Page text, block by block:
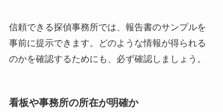
信頼できる探偵事務所では、報告書のサンプルを
事前に提示できます。どのような情報が得られる
のかを確認するためにも、必ず確認しましょう。
看板や事務所の所在が明確か